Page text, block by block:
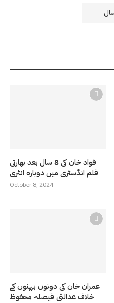
فواد خان کی 8 سال بعد بھارتی
فلم انڈسٹری میں دوبارہ انٹری
October 8, 2024
عمران خان کی دونوں بہنوں کے
خلاف عدالتی فیصلہ محفوظ